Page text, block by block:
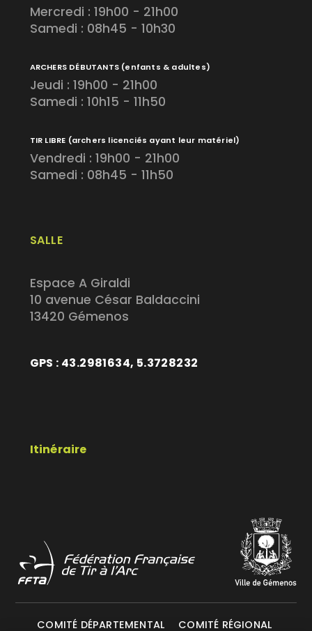
SALLE
Espace A Giraldi
10 avenue César Baldaccini
13420 Gémenos
GPS : 43.2981634, 5.3728232
Itinéraire
Mercredi : 19h00 - 21h00
Samedi : 08h45 - 10h30
ARCHERS DÉBUTANTS (enfants & adultes)
Jeudi : 19h00 - 21h00
Samedi : 10h15 - 11h50
TIR LIBRE (archers licenciés ayant leur matériel)
Vendredi : 19h00 - 21h00
Samedi : 08h45 - 11h50
COMITÉ DÉPARTEMENTAL COMITÉ RÉGIONAL